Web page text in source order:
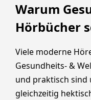
Warum
Hörbücher
Viele moderne
Gesundheits- &
und praktisch sind
gleichzeitig